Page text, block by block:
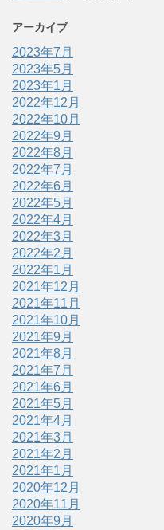
アーカイブ
2023年7月
2023年5月
2023年1月
2022年12月
2022年10月
2022年9月
2022年8月
2022年7月
2022年6月
2022年5月
2022年4月
2022年3月
2022年2月
2022年1月
2021年12月
2021年11月
2021年10月
2021年9月
2021年8月
2021年7月
2021年6月
2021年5月
2021年4月
2021年3月
2021年2月
2021年1月
2020年12月
2020年11月
2020年9月